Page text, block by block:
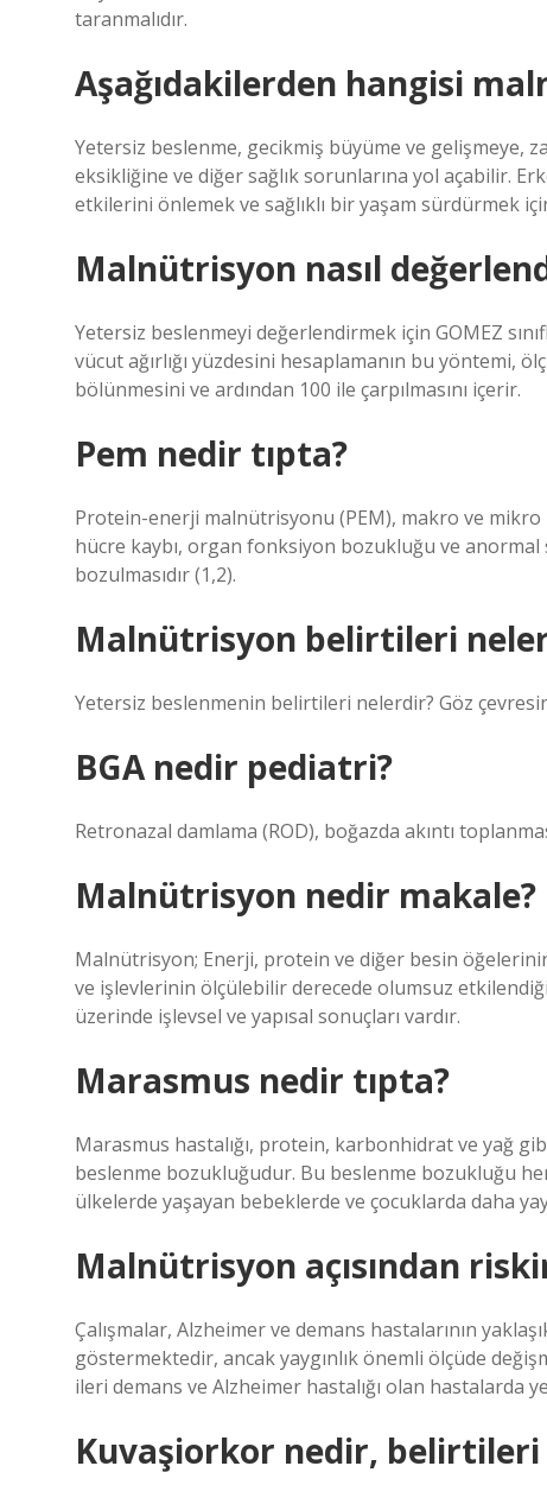
taranmalıdır.
Aşağıdakilerden hangisi
Yetersiz beslenme, gecikmiş büyüme ve gelişmeye,
eksikliğine ve diğer sağlık sorunlarına yol açabilir.
etkilerini önlemek ve sağlıklı bir yaşam sürdürmek
Malnütrisyon nasıl
Yetersiz beslenmeyi değerlendirmek için GOMEZ
vücut ağırlığı yüzdesini hesaplamanın bu yöntemi,
bölünmesini ve ardından 100 ile çarpılmasını içerir.
Pem nedir tıpta?
Protein-enerji malnütrisyonu (PEM), makro ve
hücre kaybı, organ fonksiyon bozukluğu ve
bozulmasıdır (1,2).
Malnütrisyon belirtileri
Yetersiz beslenmenin belirtileri nelerdir? Göz
BGA nedir pediatri?
Retronazal damlama (ROD), boğazda akıntı
Malnütrisyon nedir makale?
Malnütrisyon; Enerji, protein ve diğer besin öğelerinin
ve işlevlerinin ölçülebilir derecede olumsuz
üzerinde işlevsel ve yapısal sonuçları vardır.
Marasmus nedir tıpta?
Marasmus hastalığı, protein, karbonhidrat ve yağ
beslenme bozukluğudur. Bu beslenme bozukluğu
ülkelerde yaşayan bebeklerde ve çocuklarda daha
Malnütrisyon açısından
Çalışmalar, Alzheimer ve demans hastalarının
göstermektedir, ancak yaygınlık önemli ölçüde
ileri demans ve Alzheimer hastalığı olan hastalarda
Kuvaşiorkor nedir, belirtileri